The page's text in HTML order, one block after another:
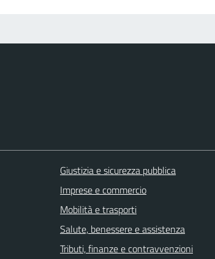
Giustizia e sicurezza pubblica
Imprese e commercio
Mobilità e trasporti
Salute, benessere e assistenza
Tributi, finanze e contravvenzioni